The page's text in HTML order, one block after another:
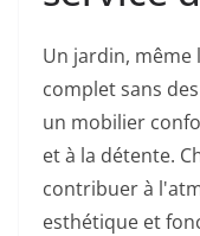
Un jardin, même
complet sans
un mobilier
et à la détente.
contribuer à
esthétique et